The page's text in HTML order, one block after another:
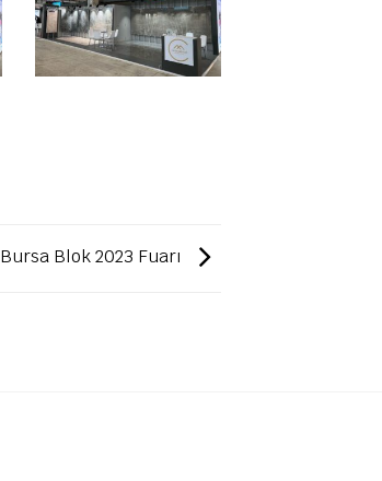
Bursa Blok 2023 Fuarı